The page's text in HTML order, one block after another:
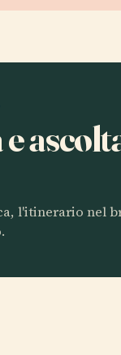
l'itinerario nel